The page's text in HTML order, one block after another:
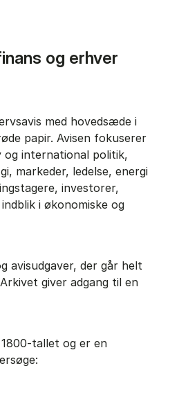
og erhver
med hovedsæde i
papir. Avisen fokuserer
international politik,
markeder, ledelse, energi
investorer,
i økonomiske og
avisudgaver, der går helt
giver adgang til en
tallet og er en